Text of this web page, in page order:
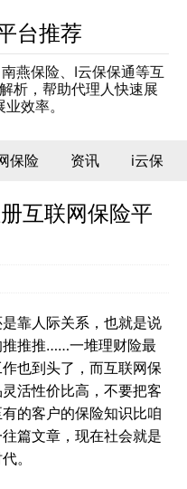
台推荐
燕保险、I云保保通等互
析，帮助代理人快速展
效率。
保险 资讯 i云保
互联网保险平
靠人际关系，也就是说
推推推……一堆理财险最
也到头了，而互联网保
活性价比高，不要把客
的客户的保险知识比咱
篇文章，现在社会就是
。